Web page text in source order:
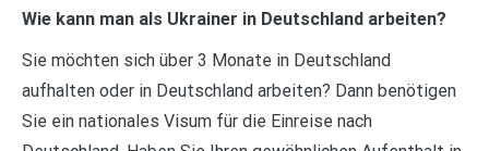
Wie kann man als Ukrainer in Deutschland arbeiten?
Sie möchten sich über 3 Monate in Deutschland
aufhalten oder in Deutschland arbeiten? Dann benötigen
Sie ein nationales Visum für die Einreise nach